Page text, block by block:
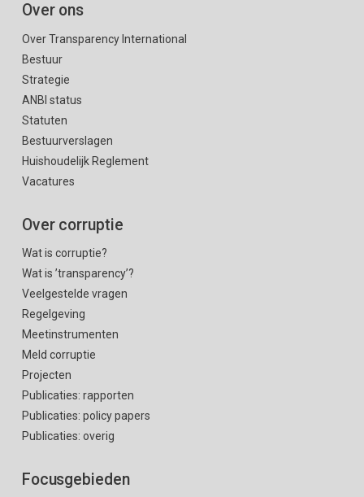
Over ons
Over Transparency International
Bestuur
Strategie
ANBI status
Statuten
Bestuurverslagen
Huishoudelijk Reglement
Vacatures
Over corruptie
Wat is corruptie?
Wat is ’transparency’?
Veelgestelde vragen
Regelgeving
Meetinstrumenten
Meld corruptie
Projecten
Publicaties: rapporten
Publicaties: policy papers
Publicaties: overig
Focusgebieden